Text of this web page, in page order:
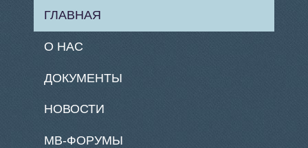
ГЛАВНАЯ
О НАС
ДОКУМЕНТЫ
НОВОСТИ
МВ-ФОРУМЫ